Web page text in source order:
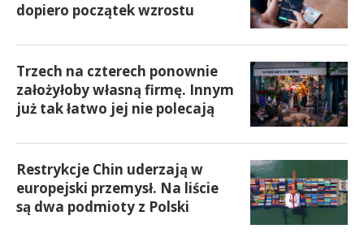
dopiero początek wzrostu
Trzech na czterech ponownie
założyłoby własną firmę. Innym
już tak łatwo jej nie polecają
Restrykcje Chin uderzają w
europejski przemysł. Na liście
są dwa podmioty z Polski